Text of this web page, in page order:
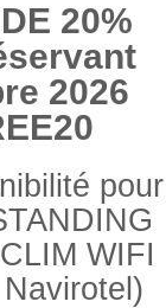
20%
2026
pour
WIFI